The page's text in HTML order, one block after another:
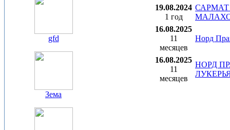
gfd
Зема
19.08.2024
1 год
САРМАТ
16.08.2025
11
месяцев
Норд
16.08.2025
11
месяцев
НОРД